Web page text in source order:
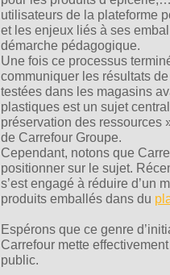
utilisateurs de la plateforme
et les enjeux liés à ses
démarche pédagogique.
Une fois ce processus
communiquer les résultats
testées dans les magasins
plastiques est un sujet
préservation des ressources
de Carrefour Groupe.
Cependant, notons que
positionner sur le sujet.
s’est engagé à réduire d’un
produits emballés dans du
Espérons que ce genre
Carrefour mette
public.